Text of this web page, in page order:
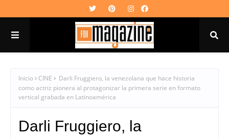
Inicio CINE
Darli Fruggiero, la venezolana que hace historia
como actriz pionera al protagonizar la primera serie en formato
vertical grabada en Latinoamérica
Darli Fruggiero, la